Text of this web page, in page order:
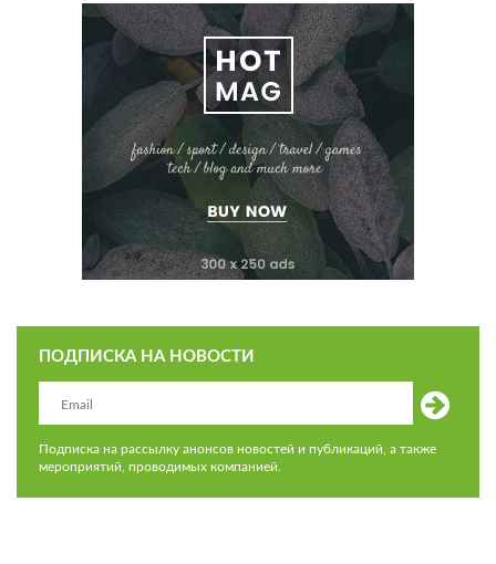
ПОДПИСКА НА НОВОСТИ
Подписка на рассылку анонсов новостей и публикаций, а также
мероприятий, проводимых компанией.